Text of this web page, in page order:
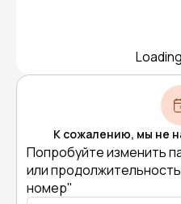
К сожалению, мы не
Попробуйте изменить
или
номер"